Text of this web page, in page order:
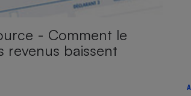
- Comment le
revenus baissent